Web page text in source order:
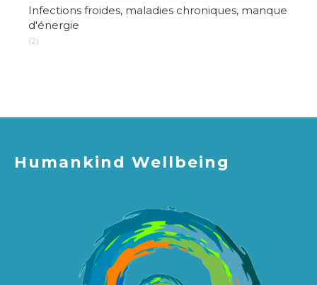
Infections froides, maladies chroniques, manque
d'énergie
(2)
Humankind Wellbeing